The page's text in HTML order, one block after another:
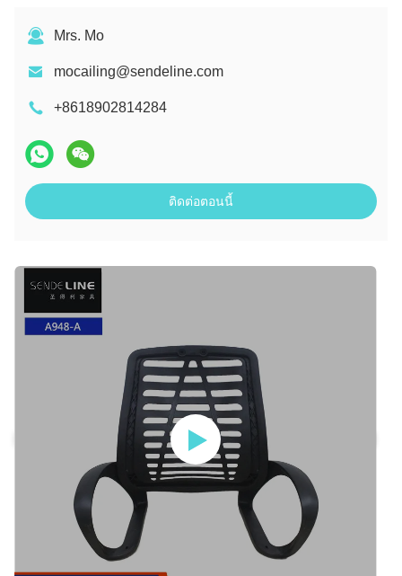
Mrs. Mo
mocailing@sendeline.com
+8618902814284
ติดต่อตอนนี้